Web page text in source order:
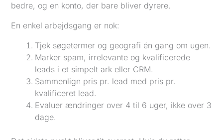
bedre, og en konto, der bare bliver dyrere.
En enkel arbejdsgang er nok:
Tjek søgetermer og geografi én gang om ugen.
Marker spam, irrelevante og kvalificerede
leads i et simpelt ark eller CRM.
Sammenlign pris pr. lead med pris pr.
kvalificeret lead.
Evaluer ændringer over 4 til 6 uger, ikke over 3
dage.